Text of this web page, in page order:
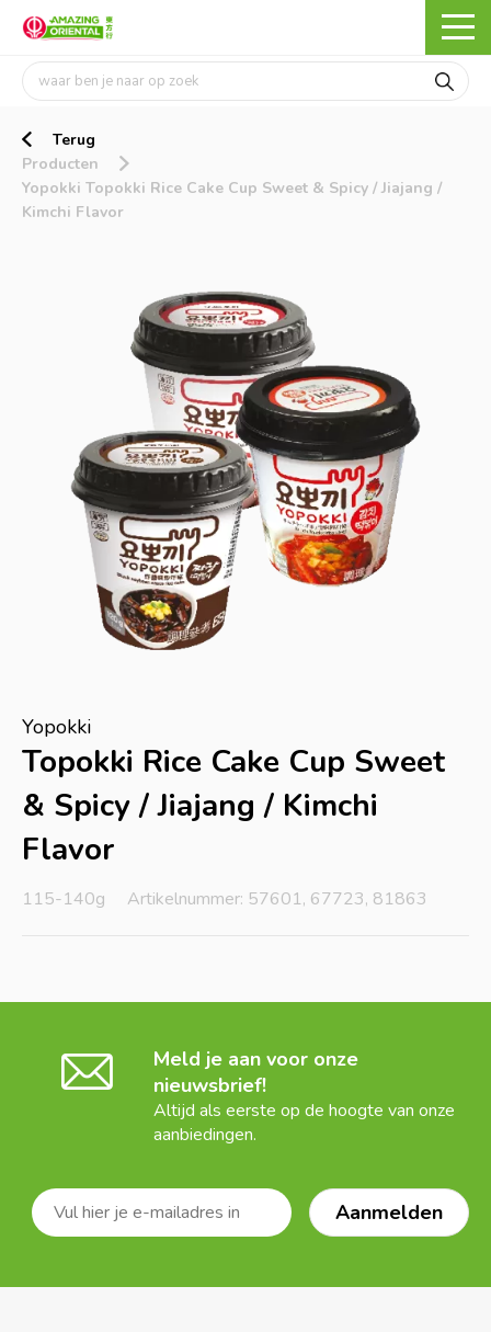
Terug
Producten
Yopokki Topokki Rice Cake Cup Sweet & Spicy / Jiajang /
Kimchi Flavor
Yopokki
Topokki Rice Cake Cup Sweet
& Spicy / Jiajang / Kimchi
Flavor
115-140g Artikelnummer: 57601, 67723, 81863
Meld je aan voor onze
nieuwsbrief!
Altijd als eerste op de hoogte van onze
aanbiedingen.